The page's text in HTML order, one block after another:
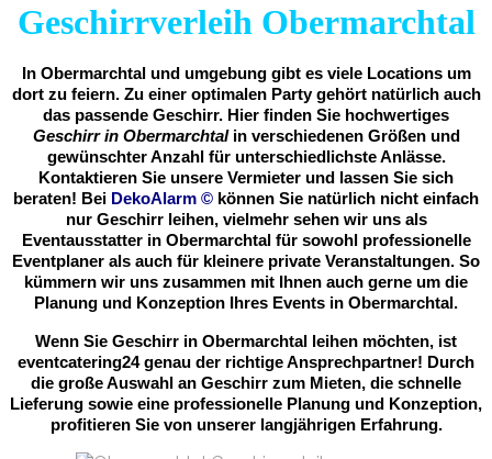
Geschirrverleih Obermarchtal
In Obermarchtal und umgebung gibt es viele Locations um
dort zu feiern. Zu einer optimalen Party gehört natürlich auch
das passende Geschirr. Hier finden Sie hochwertiges
Geschirr in Obermarchtalin verschiedenen Größen und
gewünschter Anzahl für unterschiedlichste Anlässe.
Kontaktieren Sie unsere Vermieter und lassen Sie sich
beraten! Bei DekoAlarm © können Sie natürlich nicht einfach
nur Geschirr leihen, vielmehr sehen wir uns als
Eventausstatter in Obermarchtal für sowohl professionelle
Eventplaner als auch für kleinere private Veranstaltungen. So
kümmern wir uns zusammen mit Ihnen auch gerne um die
Planung und Konzeption Ihres Events in Obermarchtal.
Wenn Sie Geschirr in Obermarchtal leihen möchten, ist
eventcatering24 genau der richtige Ansprechpartner! Durch
die große Auswahl an Geschirr zum Mieten, die schnelle
Lieferung sowie eine professionelle Planung und Konzeption,
profitieren Sie von unserer langjährigen Erfahrung.